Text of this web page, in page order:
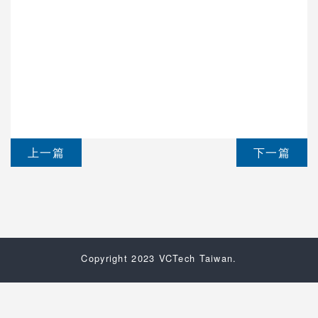
上一篇 下一篇
Copyright 2023 VCTech Taiwan.